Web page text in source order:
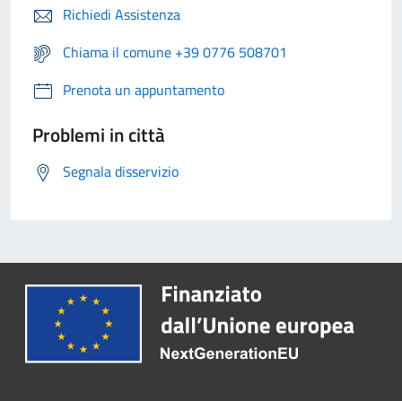
Richiedi Assistenza
Chiama il comune +39 0776 508701
Prenota un appuntamento
Problemi in città
Segnala disservizio